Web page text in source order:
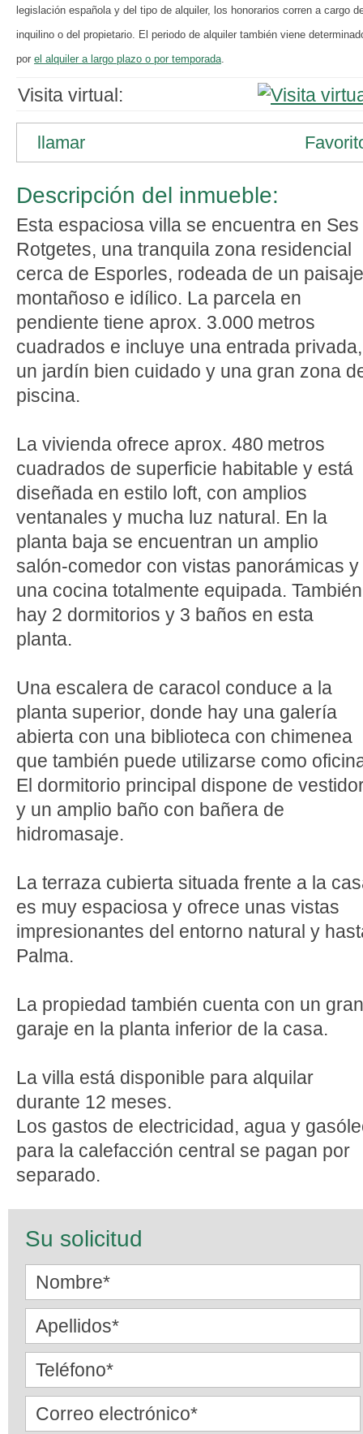
legislación española y del tipo de alquiler, los honorarios corren a cargo
inquilino o del propietario. El periodo de alquiler también viene
por el alquiler a largo plazo o por temporada.
Visita virtual:
llamar
Descripción del inmueble:
Esta espaciosa villa se encuentra en Ses
Rotgetes, una tranquila zona residencial
cerca de Esporles, rodeada de un paisaje
montañoso e idílico. La parcela en
pendiente tiene aprox. 3.000 metros
cuadrados e incluye una entrada privada,
un jardín bien cuidado y una gran zona
piscina.
La vivienda ofrece aprox. 480 metros
cuadrados de superficie habitable y está
diseñada en estilo loft, con amplios
ventanales y mucha luz natural. En la
planta baja se encuentran un amplio
salón-comedor con vistas panorámicas y
una cocina totalmente equipada. También
hay 2 dormitorios y 3 baños en esta
planta.
Una escalera de caracol conduce a la
planta superior, donde hay una galería
abierta con una biblioteca con chimenea
que también puede utilizarse como
El dormitorio principal dispone de
y un amplio baño con bañera de
hidromasaje.
La terraza cubierta situada frente a la
es muy espaciosa y ofrece unas vistas
impresionantes del entorno natural y
Palma.
La propiedad también cuenta con un gran
garaje en la planta inferior de la casa.
La villa está disponible para alquilar
durante 12 meses.
Los gastos de electricidad, agua y
para la calefacción central se pagan por
separado.
Su solicitud